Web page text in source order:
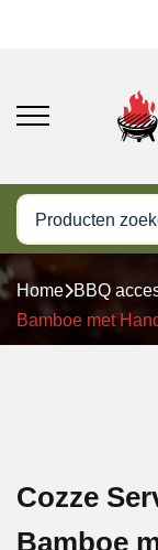
Home BBQ
Bamboe met
Cozze
Bamboe